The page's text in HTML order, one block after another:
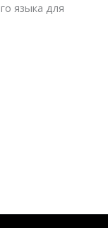
языка для